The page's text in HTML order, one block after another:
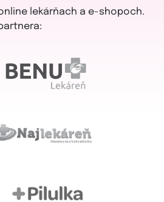
lekárňach a e-shopoch.